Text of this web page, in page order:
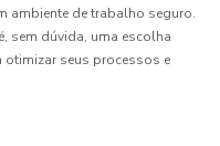
ambiente de trabalho seguro.
sem dúvida, uma escolha
seus processos e